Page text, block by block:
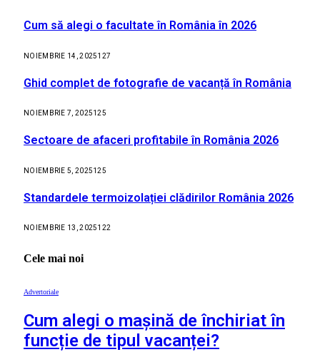
Cum să alegi o facultate în România în 2026
NOIEMBRIE 14, 2025127
Ghid complet de fotografie de vacanță în România
NOIEMBRIE 7, 2025125
Sectoare de afaceri profitabile în România 2026
NOIEMBRIE 5, 2025125
Standardele termoizolației clădirilor România 2026
NOIEMBRIE 13, 2025122
Cele mai noi
Advertoriale
Cum alegi o mașină de închiriat în
funcție de tipul vacanței?